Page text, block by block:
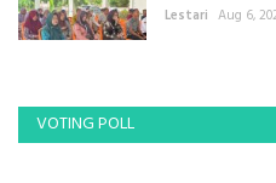
Lestari Aug 6,
VOTING POLL